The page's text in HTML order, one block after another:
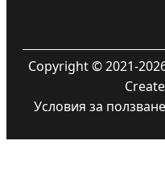
Copyright © 2021-
Условия за ползване